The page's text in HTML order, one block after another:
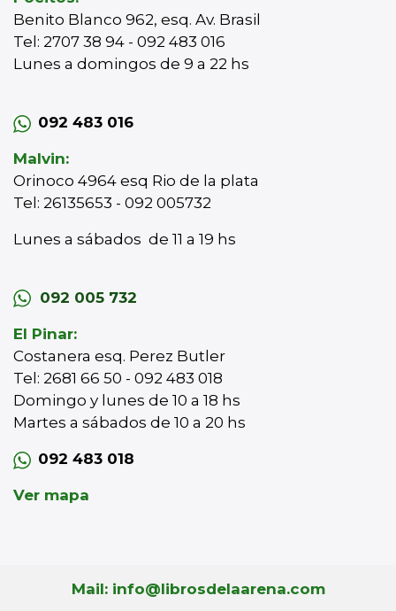
Benito Blanco 962, esq. Av. Brasil
Tel: 2707 38 94 - 092 483 016
Lunes a domingos de 9 a 22 hs
092 483 016
Malvin:
Orinoco 4964 esq Rio de la plata
Tel: 26135653 - 092 005732
Lunes a sábados de 11 a 19 hs
092 005 732
El Pinar:
Costanera esq. Perez Butler
Tel: 2681 66 50 - 092 483 018
Domingo y lunes de 10 a 18 hs
Martes a sábados de 10 a 20 hs
092 483 018
Ver mapa
Mail: info@librosdelaarena.com